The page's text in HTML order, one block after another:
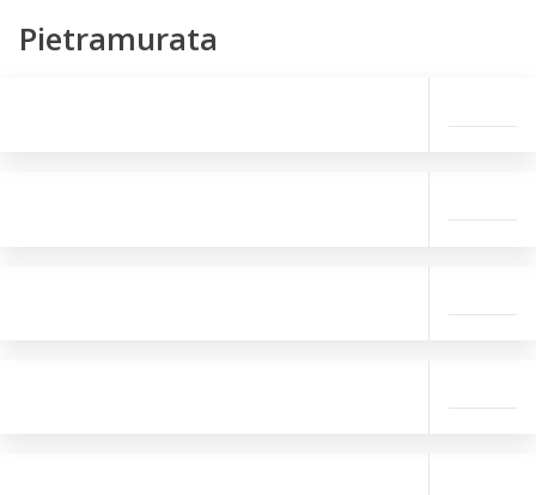
Pietramurata